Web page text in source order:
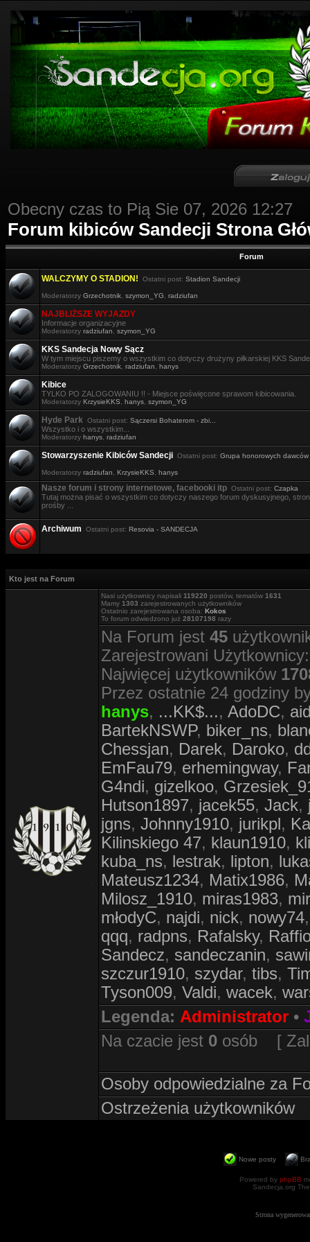
Obecny czas to Pią Sie 07, 2026 12:27
Forum kibiców Sandecji Strona
Forum
WALCZYMY O STADION! Ostatni post: Stadion Sandecji
Moderatorzy Grzechotnik szymon_YG radziufan
NAJBLIŻSZE WYJAZDY
Informacje organizacyjne
Moderatorzy radziufan szymon_YG
KKS Sandecja Nowy Sącz
W tym miejscu piszemy o wszystkim co dotyczy drużyny piłkarskiej KKS
Moderatorzy Grzechotnik radziufan hanys
Kibice
TYLKO PO ZALOGOWANIU !! - Miejsce poświęcone sprawom kibicowania.
Moderatorzy KrzysieKKS hanys szymon_YG
Hyde Park Ostatni post: Sączersi Bohaterom - zbi...
Wszystko i o wszystkim...
Moderatorzy hanys radziufan
Stowarzyszenie Kibiców Sandecji Ostatni post: Grupa honorowych dawców
Moderatorzy radziufan KrzysieKKS hanys
Nasze forum i strony internetowe, facebooki itp Ostatni post: Czapka
Tutaj można pisać o wszystkim co dotyczy naszego forum dyskusyjnego,
prośby ...
Archiwum Ostatni post: Resovia - SANDECJA
Kto jest na Forum
Nasi użytkownicy napisali 119220 postów, tematów 1631
Mamy 1303 zarejestrowanych użytkowników
Ostatnio zarejestrowana osoba: Kokos
To forum odwiedzono już 28107198 razy
Na Forum jest 45
Zarejestrowani
Najwięcej użytkowników
Przez ostatnie 24 godziny
hanys, ...KK$..., AdoDC,
BartekNSWP, biker_ns,
Chessjan, Darek, Daroko,
EmFau79, erhemingway,
G4ndi, gizelkoo,
Hutson1897, jacek55, Jack,
jgns, Johnny1910, jurikpl,
Kilinskiego 47, klaun1910,
kuba_ns, lestrak, lipton,
Mateusz1234, Matix1986,
Milosz_1910, miras1983,
młodyC, najdi, nick, nowy74
qqq, radpns, Rafalsky,
Sandecz, sandeczanin,
szczur1910, szydar, tibs,
Tyson009, Valdi, wacek,
Legenda: Administrator •
Na czacie jest 0 osób [
Osoby odpowiedzialne za
Ostrzeżenia użytkowników
Nowe posty
Powered by phpBB
Sandecja.org
Strona